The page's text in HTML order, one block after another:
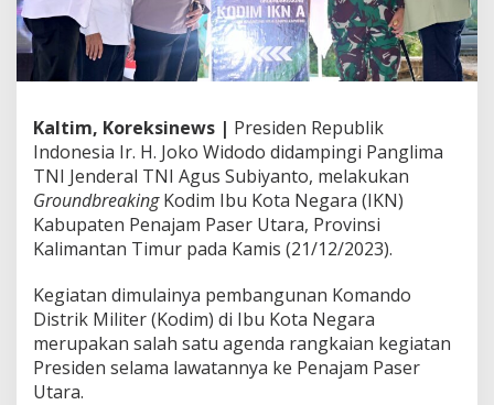
e
n
I
r
o
u
d
b
r
e
a
Kaltim, Koreksinews | Presiden Republik
Indonesia Ir. H. Joko Widodo didampingi Panglima
TNI Jenderal TNI Agus Subiyanto, melakukan
GroundbreakingKodim Ibu Kota Negara (IKN)
Kabupaten Penajam Paser Utara, Provinsi
Kalimantan Timur pada Kamis (21/12/2023).
Kegiatan dimulainya pembangunan Komando
Distrik Militer (Kodim) di Ibu Kota Negara
merupakan salah satu agenda rangkaian kegiatan
Presiden selama lawatannya ke Penajam Paser
Utara.